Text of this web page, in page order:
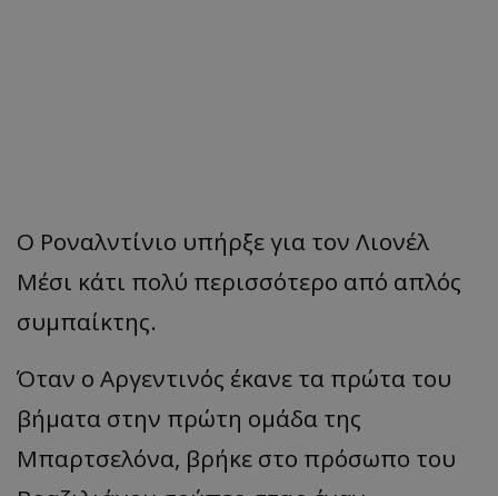
Ο Ροναλντίνιο υπήρξε για τον Λιονέλ
Μέσι κάτι πολύ περισσότερο από απλός
συμπαίκτης.
Όταν ο Αργεντινός έκανε τα πρώτα του
βήματα στην πρώτη ομάδα της
Μπαρτσελόνα, βρήκε στο πρόσωπο του